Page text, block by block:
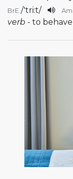
BrE /'tri:t/
verb - to